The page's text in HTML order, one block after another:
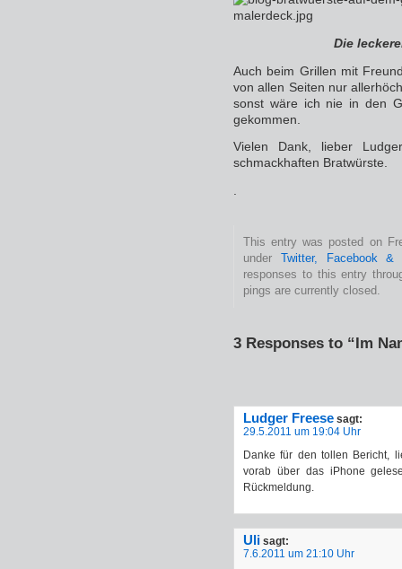
Die
Auch beim Grillen mit
von allen Seiten nur
sonst wäre ich nie in den
gekommen.
Vielen Dank, lieber
schmackhaften Bratwürste.
This entry was posted on
under Twitter, Facebook
responses to this entry
pings are currently closed.
3 Responses to “Im
Ludger Freese sagt:
29.5.2011 um 19:04 Uhr
Danke für den tollen Bericht,
vorab über das iPhone
Rückmeldung.
Uli sagt:
7.6.2011 um 21:10 Uhr